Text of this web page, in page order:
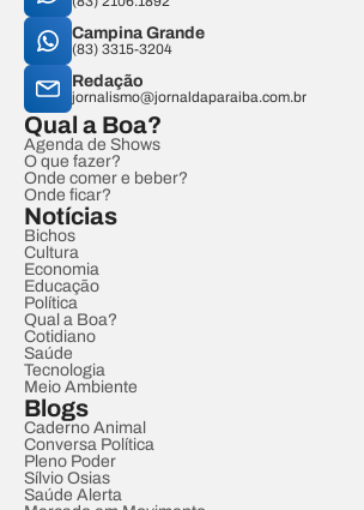
Campina Grande
(83) 3315-3204
Redação
jornalismo@jornaldaparaiba.com.br
Qual a Boa?
Agenda de Shows
O que fazer?
Onde comer e beber?
Onde ficar?
Notícias
Bichos
Cultura
Economia
Educação
Política
Qual a Boa?
Cotidiano
Saúde
Tecnologia
Meio Ambiente
Blogs
Caderno Animal
Conversa Política
Pleno Poder
Sílvio Osias
Saúde Alerta